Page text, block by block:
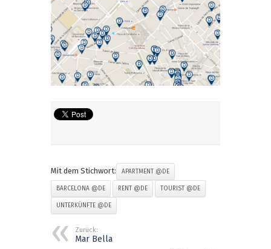
Mit dem Stichwort: APARTMENT @DE
BARCELONA @DE RENT @DE TOURIST @DE
UNTERKÜNFTE @DE
Zurück:
Mar Bella